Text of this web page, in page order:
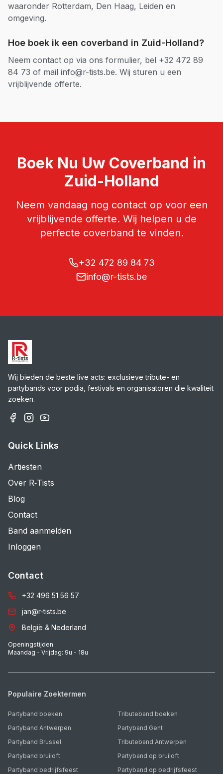
waaronder Rotterdam, Den Haag, Leiden en
omgeving.
Hoe boek ik een coverband in Zuid-Holland?
Neem contact op via ons formulier, bel +32 472 89
84 73 of mail info@r-tists.be. Wij sturen u een
vrijblijvende offerte.
Boek Nu Uw Coverband in
Zuid-Holland
Neem vandaag nog contact op voor een
vrijblijvende offerte. Wij helpen u de
perfecte coverband te vinden.
+32 472 89 84 73
info@r-tists.be
Wij bieden de beste live acts: exclusieve tribute- en
partybands voor podia, festivals en organisatoren die kwaliteit
zoeken.
Quick Links
Artiesten
Over R‑Tists
Blog
Contact
Band aanmelden
Inloggen
Contact
+32 496 51 56 57
jan@r-tists.be
België & Nederland
Openingstijden:
Maandag - Vrijdag: 9u - 18u
Populaire Zoektermen
Partyband boeken
Tributeband boeken
Partyband Antwerpen
Partyband Gent
Partyband Brussel
Tributeband Antwerpen
Partyband bruiloft
Partyband op bruiloft
Partyband bedrijfsfeest
Partyband op bedrijfsfeest